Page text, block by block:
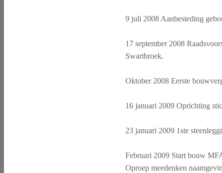
9 juli 2008 Aanbesteding
17 september 2008
Swartbroek.
Oktober 2008 Eerste
16 januari 2009 Oprichting
23 januari 2009 1ste
Februari 2009 Start bouw
Oproep meedenken